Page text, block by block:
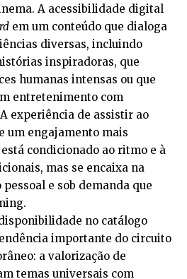
A acessibilidade digital
em um conteúdo que dialoga
diversas, incluindo
inspiradoras, que
humanas intensas ou que
entretenimento com
experiência de assistir ao
um engajamento mais
condicionado ao ritmo e à
mas se encaixa na
e sob demanda que
no catálogo
importante do circuito
a valorização de
temas universais com